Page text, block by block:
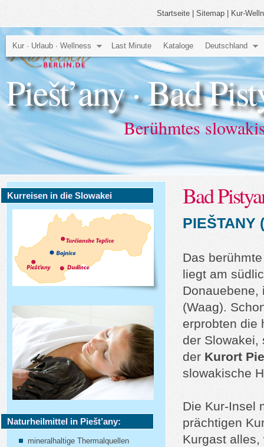
Startseite Sitemap Kur-
Piešt’any · Bad
Berühmtes
Kur · Urlaub · Wellness Last Minute Kataloge Deutschland
Bad
PIEŠTANY
Das
liegt am
Donauebene,
(Waag).
erprobten die
der Slowakei,
der Kurort
slowakische
Die Kur-Insel
prächtigen
Kurgast
Kurreisen in die Slowakei
Naturheilmittel in Piešt’any:
mineralhaltige Thermalquellen